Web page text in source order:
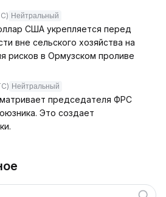
Нейтральный
США укрепляется перед
вне сельского хозяйства на
рисков в Ормузском проливе
Нейтральный
председателя ФРС
Это создает